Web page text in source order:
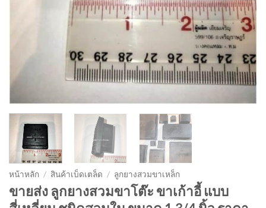
หน้าหลัก / สินค้าเบ็ดเตล็ด / ลูกยางสวมขาเหล็ก
ขายส่ง ลูกยางสวมขาโต๊ะ ขาเก้าอี้ แบบ